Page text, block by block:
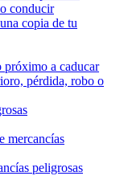
conducir
copia de tu
próximo a caducar
pérdida, robo o
mercancías
peligrosas